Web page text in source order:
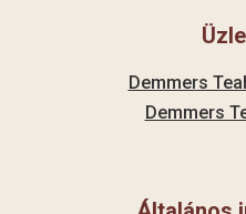
Demmers
Demmers